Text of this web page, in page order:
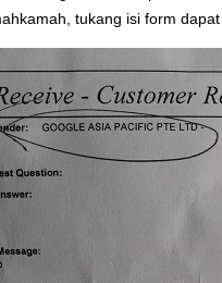
tukang isi form dapat